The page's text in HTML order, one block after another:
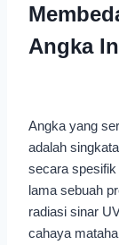
Angka
Angka yang
adalah
secara
lama sebuah
radiasi sinar
cahaya